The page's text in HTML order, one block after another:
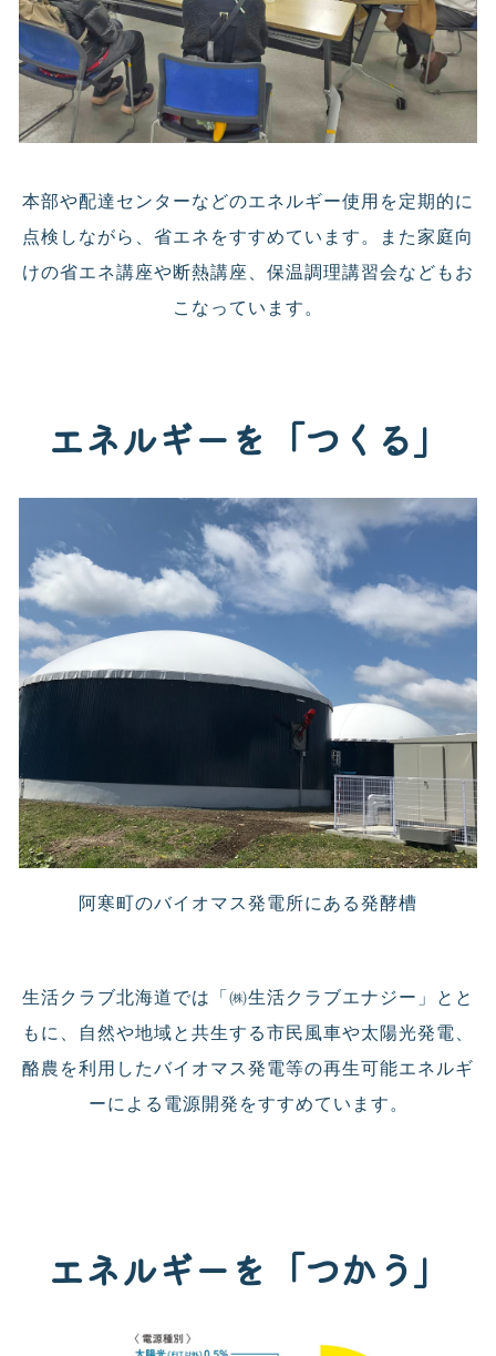
本部や配達センターなどのエネルギー使用を定期的に
点検しながら、省エネをすすめています。また家庭向
けの省エネ講座や断熱講座、保温調理講習会などもお
こなっています。
エネルギーを「つくる」
阿寒町のバイオマス発電所にある発酵槽
生活クラブ北海道では「㈱生活クラブエナジー」とと
もに、自然や地域と共生する市民風車や太陽光発電、
酪農を利用したバイオマス発電等の再生可能エネルギ
ーによる電源開発をすすめています。
エネルギーを「つかう」